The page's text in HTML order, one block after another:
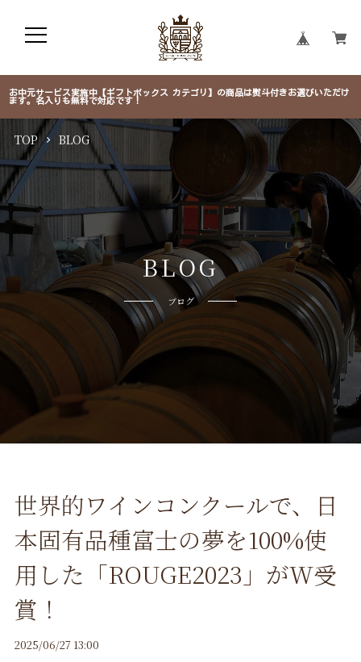
お中元サービス実施中【ギフトボックス カテゴリ】の商品は熨斗付きお選びいただけ
ます。名入りも無料で対応です！
BLOG
ブログ
TOP BLOG
世界的ワインコンクールで、日
本固有品種富士の夢を100%使
用した「ROUGE2023」がW受
賞！
2025/06/27 13:00